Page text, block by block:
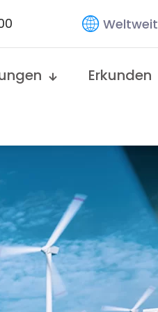
Weltweit
Erkunden